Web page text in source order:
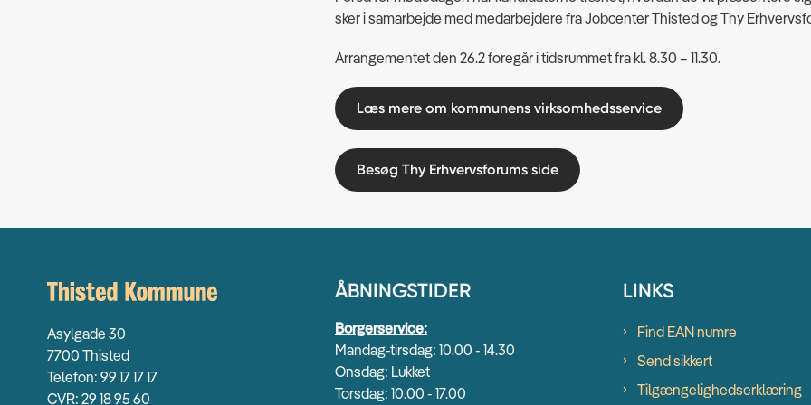
sker i samarbejde med medarbejdere fra Jobcenter Thisted og Thy
Arrangementet den 26.2 foregår i tidsrummet fra kl. 8.30 – 11.30.
Læs mere om kommunens virksomhedsservice
Besøg Thy Erhvervsforums side
Asylgade 30
7700 Thisted
Telefon: 99 17 17 17
CVR: 29 18 95 60
ÅBNINGSTIDER
Borgerservice:
Mandag-tirsdag: 10.00 - 14.30
Onsdag: Lukket
Torsdag: 10.00 - 17.00
LINKS
Find EAN numre
Send sikkert
Tilgængelighedserklæring